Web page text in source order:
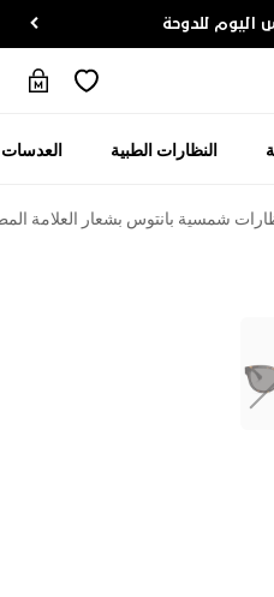
للدوحة
النظارات الطبية
شمسية بانتوس بشعار العلامة